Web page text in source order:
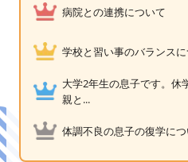
病院との連携について
学校と習い事のバランス
大学2年生の息子です。休
親と...
体調不良の息子の復学に